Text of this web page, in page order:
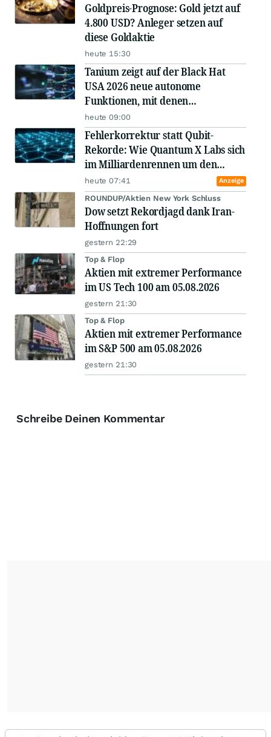
Goldpreis-Prognose: Gold jetzt auf
4.800 USD? Anleger setzen auf
diese Goldaktie
heute 15:30
Tanium zeigt auf der Black Hat
USA 2026 neue autonome
Funktionen, mit denen
Sicherheitsteams KI-basierten
Bedrohungen zuvorkommen
heute 09:00
Fehlerkorrektur statt Qubit-
Rekorde: Wie Quantum X Labs sich
im Milliardenrennen um den
Quantencomputer mit IBM und
Google positioniert
heute 07:41 Anzeige
ROUNDUP/Aktien New York Schluss
Dow setzt Rekordjagd dank Iran-
Hoffnungen fort
gestern 22:29
Top & Flop
Aktien mit extremer Performance
im US Tech 100 am 05.08.2026
gestern 21:30
Top & Flop
Aktien mit extremer Performance
im S&P 500 am 05.08.2026
gestern 21:30
Schreibe Deinen Kommentar